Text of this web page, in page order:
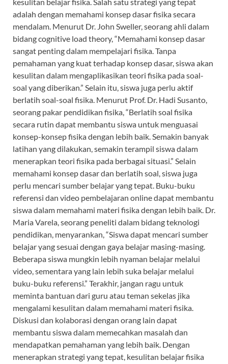
adalah dengan memahami konsep dasar fisika secara
mendalam. Menurut Dr. John Sweller, seorang ahli dalam
bidang cognitive load theory, “Memahami konsep dasar
sangat penting dalam mempelajari fisika. Tanpa
pemahaman yang kuat terhadap konsep dasar, siswa akan
kesulitan dalam mengaplikasikan teori fisika pada soal-
soal yang diberikan.” Selain itu, siswa juga perlu aktif
berlatih soal-soal fisika. Menurut Prof. Dr. Hadi Susanto,
seorang pakar pendidikan fisika, “Berlatih soal fisika
secara rutin dapat membantu siswa untuk menguasai
konsep-konsep fisika dengan lebih baik. Semakin banyak
latihan yang dilakukan, semakin terampil siswa dalam
menerapkan teori fisika pada berbagai situasi.” Selain
memahami konsep dasar dan berlatih soal, siswa juga
perlu mencari sumber belajar yang tepat. Buku-buku
referensi dan video pembelajaran online dapat membantu
siswa dalam memahami materi fisika dengan lebih baik. Dr.
Maria Varela, seorang peneliti dalam bidang teknologi
pendidikan, menyarankan, “Siswa dapat mencari sumber
belajar yang sesuai dengan gaya belajar masing-masing.
Beberapa siswa mungkin lebih nyaman belajar melalui
video, sementara yang lain lebih suka belajar melalui
buku-buku referensi.” Terakhir, jangan ragu untuk
meminta bantuan dari guru atau teman sekelas jika
mengalami kesulitan dalam memahami materi fisika.
Diskusi dan kolaborasi dengan orang lain dapat
membantu siswa dalam memecahkan masalah dan
mendapatkan pemahaman yang lebih baik. Dengan
menerapkan strategi yang tepat, kesulitan belajar fisika